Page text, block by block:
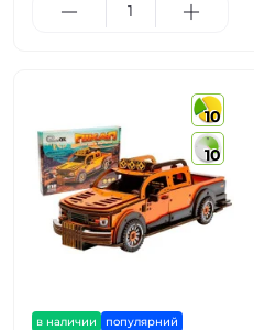
10
10
в наличии популярний